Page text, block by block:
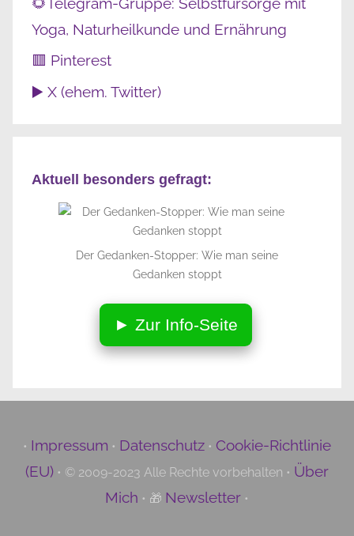
Yoga, Naturheilkunde und Ernährung
🟥 Pinterest
▶️ X (ehem. Twitter)
Aktuell besonders gefragt:
Der Gedanken-Stopper: Wie man seine
Gedanken stoppt
► Zur Info-Seite
• Impressum • Datenschutz • Cookie-Richtlinie
(EU) • © 2009-2023 Alle Rechte vorbehalten • Über
Mich • 🎁 Newsletter •